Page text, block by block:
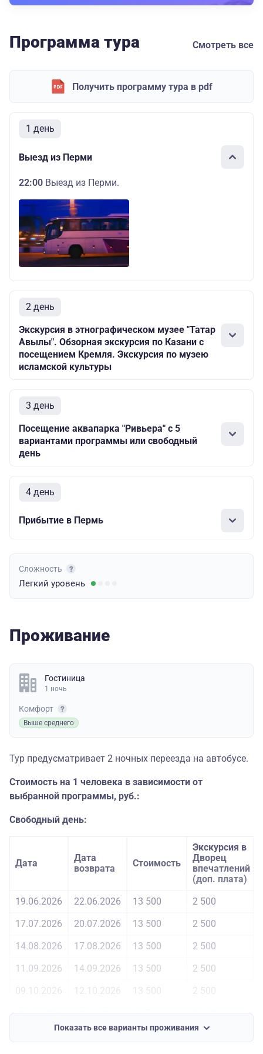
Программа тура Смотреть все
Получить программу тура в pdf
1 день
Выезд из Перми
22:00 Выезд из Перми.
2 день
Экскурсия в этнографическом музее "Татар
Авылы". Обзорная экскурсия по Казани с
посещением Кремля. Экскурсия по музею
исламской культуры
3 день
Посещение аквапарка "Ривьера" с 5
вариантами программы или свободный
день
4 день
Прибытие в Пермь
Сложность
Легкий уровень
Проживание
Гостиница
1 ночь
Комфорт
Выше среднего
Тур предусматривает 2 ночных переезда на автобусе.
Стоимость на 1 человека в зависимости от
выбранной программы, руб.:
Свободный день:
Дата
Дата
возврата
Стоимость
Экскурсия в
Дворец
впечатлений
(доп. плата)
19.06.2026
22.06.2026 13 500
2 500
17.07.2026
20.07.2026 13 500
2 500
14.08.2026
17.08.2026 13 500
2 500
11.09.2026
14.09.2026 13 500
2 500
09.10.2026
12.10.2026 13 500
2 500
Показать все варианты проживания